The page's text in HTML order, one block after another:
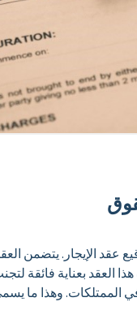
عقد الإيجار. يتضمن
هذا العقد بعناية